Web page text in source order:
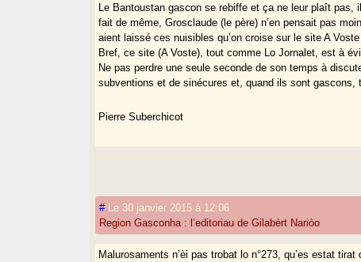
Le Bantoustan gascon se rebiffe et ça ne leur plaît pas,
fait de même, Grosclaude (le père) n’en pensait pas
aient laissé ces nuisibles qu’on croise sur le site A
Bref, ce site (A Voste), tout comme Lo Jornalet, est à
Ne pas perdre une seule seconde de son temps à
subventions et de sinécures et, quand ils sont gascons,
Pierre Suberchicot
# Le 30 janvier 2015 à 12:06
Region Gasconha : l’editoriau de Gilabèrt Nariòo
Malurosaments n’èi pas trobat lo n°273, qu’es estat